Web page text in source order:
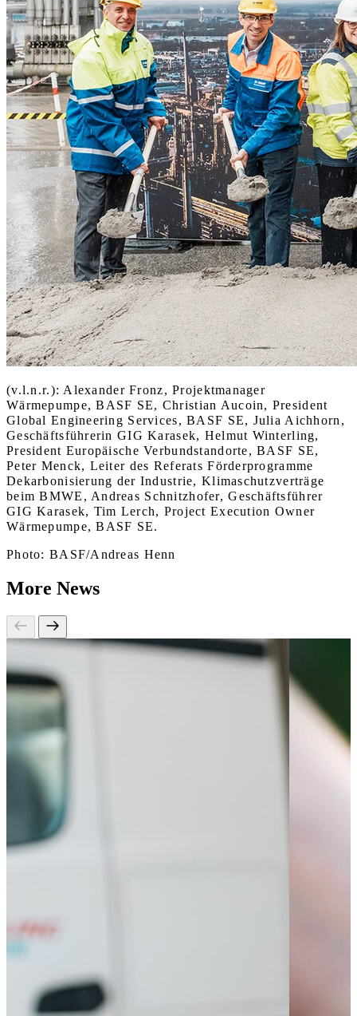
(v.l.n.r.): Alexander Fronz, Projektmanager
Wärmepumpe, BASF SE, Christian Aucoin, President
Global Engineering Services, BASF SE, Julia Aichhorn,
Geschäftsführerin GIG Karasek, Helmut Winterling,
President Europäische Verbundstandorte, BASF SE,
Peter Menck, Leiter des Referats Förderprogramme
Dekarbonisierung der Industrie, Klimaschutzverträge
beim BMWE, Andreas Schnitzhofer, Geschäftsführer
GIG Karasek, Tim Lerch, Project Execution Owner
Wärmepumpe, BASF SE.
Photo: BASF/Andreas Henn
More News